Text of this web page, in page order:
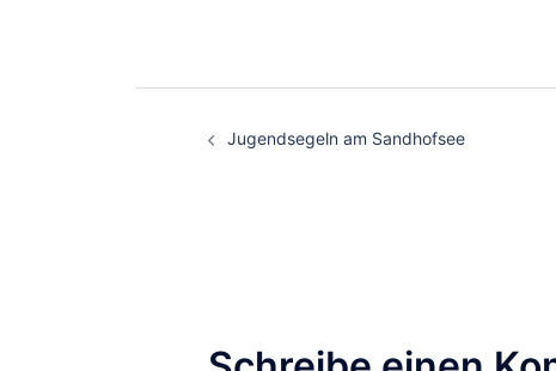
Jugendsegeln am Sandhofsee